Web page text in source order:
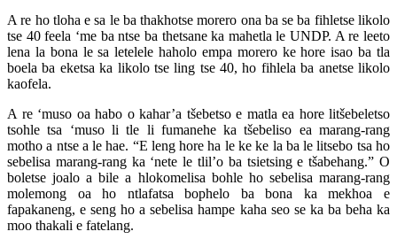
A re ho tloha e sa le ba thakhotse morero ona ba se ba fihletse likolo
tse 40 feela ‘me ba ntse ba thetsane ka mahetla le UNDP. A re leeto
lena la bona le sa letelele haholo empa morero ke hore isao ba tla
boela ba eketsa ka likolo tse ling tse 40, ho fihlela ba anetse likolo
kaofela.
A re ‘muso oa habo o kahar’a tšebetso e matla ea hore litšebeletso
tsohle tsa ‘muso li tle li fumanehe ka tšebeliso ea marang-rang
motho a ntse a le hae. “E leng hore ha le ke ke la ba le litsebo tsa ho
sebelisa marang-rang ka ‘nete le tlil’o ba tsietsing e tšabehang.” O
boletse joalo a bile a hlokomelisa bohle ho sebelisa marang-rang
molemong oa ho ntlafatsa bophelo ba bona ka mekhoa e
fapakaneng, e seng ho a sebelisa hampe kaha seo se ka ba beha ka
moo thakali e fatelang.